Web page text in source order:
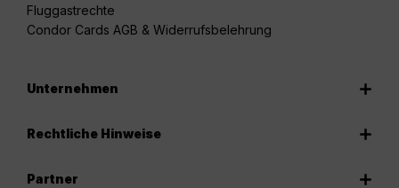
Fluggastrechte
Condor Cards AGB & Widerrufsbelehrung
Unternehmen
Rechtliche Hinweise
Partner